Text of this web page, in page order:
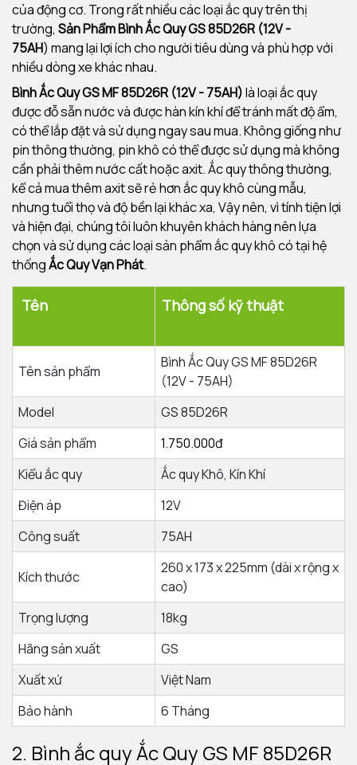
của động cơ. Trong rất nhiều các loại ắc quy trên thị
trường, Sản Phẩm Bình Ắc Quy GS 85D26R (12V -
75AH) mang lại lợi ích cho người tiêu dùng và phù hợp với
nhiều dòng xe khác nhau.
Bình Ắc Quy GS MF 85D26R (12V - 75AH)là loại ắc quy
được đỗ sẵn nước và được hàn kín khí để tránh mất độ ẩm,
có thể lắp đặt và sử dụng ngay sau mua. Không giống như
pin thông thường, pin khô có thể được sử dụng mà không
cần phải thêm nước cất hoặc axit. Ắc quy thông thường,
kể cả mua thêm axit sẽ rẻ hơn ắc quy khô cùng mẫu,
nhưng tuổi thọ và độ bền lại khác xa, Vậy nên, vì tính tiện lợi
và hiện đại, chúng tôi luôn khuyên khách hàng nên lựa
chọn và sử dụng các loại sản phẩm ắc quy khô có tại hệ
thốngẮc Quy Vạn Phát.
Tên Thông số kỹ thuật
Tên sản phẩm
Bình Ắc Quy GS MF 85D26R
(12V - 75AH)
Model
GS 85D26R
Giá sản phẩm
1.750.000đ
Kiểu ắc quy
Ắc quy Khô, Kín Khí
Điện áp
12V
Công suất
75AH
Kích thước
260 x 173 x 225mm (dài x rộng x
cao)
Trọng lượng
18kg
Hãng sản xuất
GS
Xuất xứ
Việt Nam
Bảo hành
6 Tháng
2. Bình ắc quyẮc Quy GS MF 85D26R